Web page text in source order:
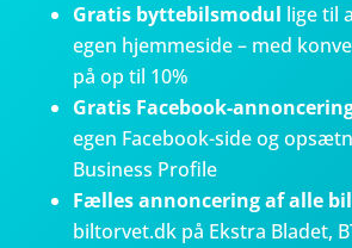
Gratis byttebilsmodul lige til
egen hjemmeside – med
på op til 10%
Gratis Facebook-
egen Facebook-side og
Business Profile
Fælles annoncering af alle
biltorvet.dk på Ekstra Bladet,